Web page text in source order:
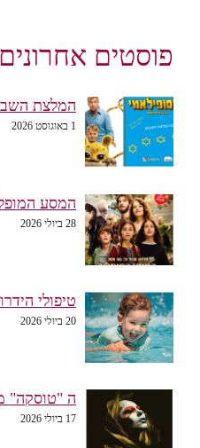
פוסטים אחרונים
המלצת
1 באוגוסט 2026
המסע
28 ביולי 2026
טיפולי
20 ביולי 2026
ה "טוסקה"
17 ביולי 2026